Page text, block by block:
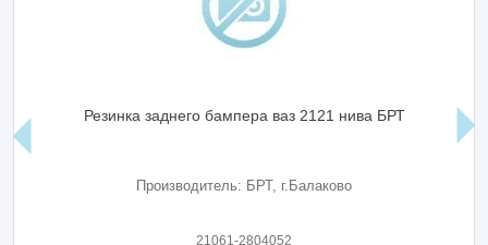
Резинка заднего бампера ваз 2121 нива БРТ
Производитель: БРТ, г.Балаково
21061-2804052